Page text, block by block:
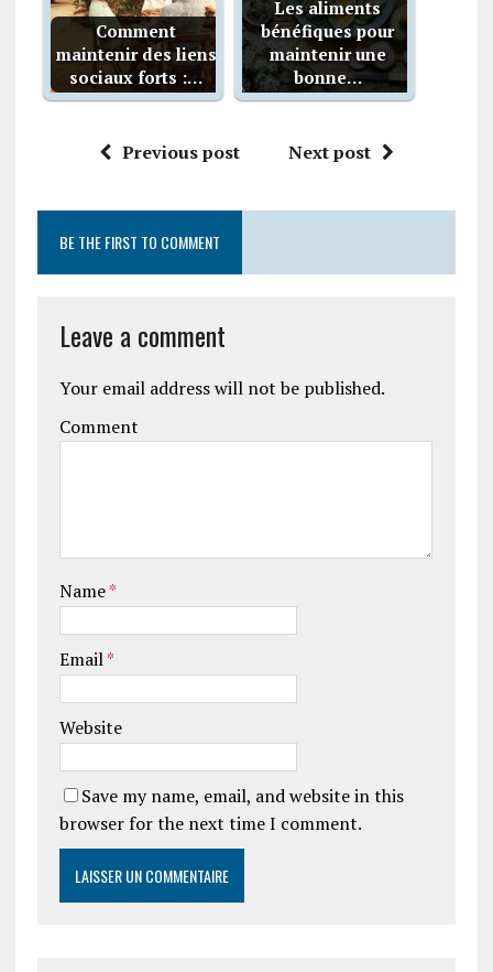
Comment
maintenir des liens
sociaux forts :…
Les aliments
bénéfiques pour
maintenir une
bonne…
Previous post Next post
BE THE FIRST TO COMMENT
Leave a comment
Your email address will not be published.
Comment
Name*
Email*
Website
Save my name, email, and website in this
browser for the next time I comment.